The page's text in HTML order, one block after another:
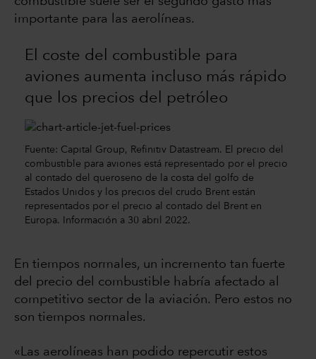
importante para las aerolíneas.
El coste del combustible para
aviones aumenta incluso más rápido
que los precios del petróleo
Fuente: Capital Group, Refinitiv Datastream. El precio del
combustible para aviones está representado por el precio
al contado del queroseno de la costa del golfo de
Estados Unidos y los precios del crudo Brent están
representados por el precio al contado del Brent en
Europa. Información a 30 abril 2022.
En tiempos normales, un incremento tan fuerte
del precio del combustible habría afectado al
competitivo sector de la aviación. Pero estos no
son tiempos normales.
«Las aerolíneas han podido repercutir estos